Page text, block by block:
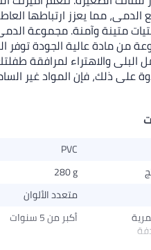
مما يعزز ارتباطها
من مادة عالية الجودة توفر
البلى والاهتراء لمرافقة
على ذلك، فإن المواد غير
PVC
280 g
متعدد الألوان
أكبر من 5 سنوات